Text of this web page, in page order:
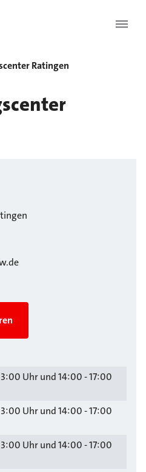
Ratingen
Uhr und 14:00 - 17:00
Uhr und 14:00 - 17:00
Uhr und 14:00 - 17:00